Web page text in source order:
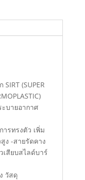
(SUPER
บายอากาศ
ารทรงตัว เพิ่ม
ง -สายรัดคาง
สียบสไลด์บาร์
วัสดุ